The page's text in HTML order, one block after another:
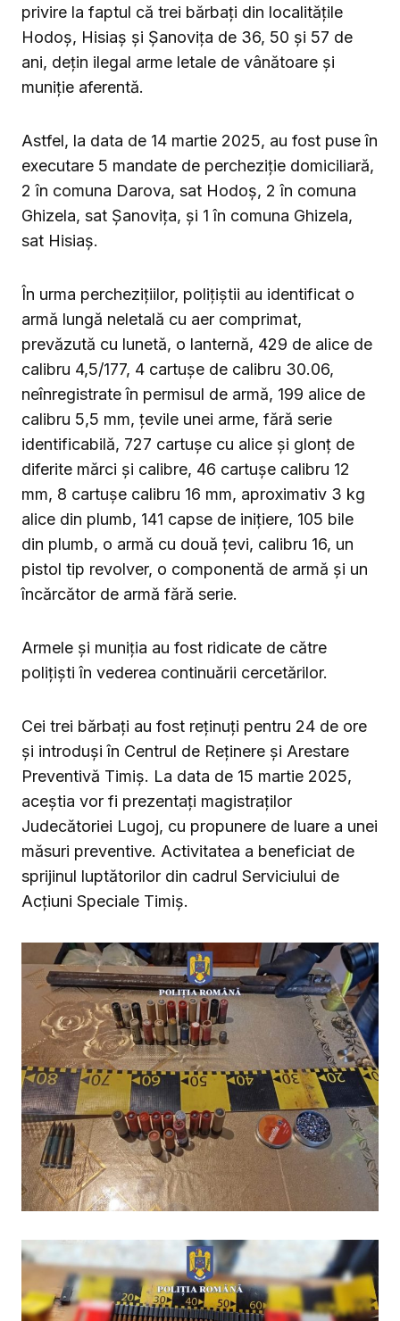
privire la faptul că trei bărbați din localitățile
Hodoș, Hisiaș și Șanovița de 36, 50 și 57 de
ani, dețin ilegal arme letale de vânătoare și
muniție aferentă.
Astfel, la data de 14 martie 2025, au fost puse în
executare 5 mandate de percheziție domiciliară,
2 în comuna Darova, sat Hodoș, 2 în comuna
Ghizela, sat Șanovița, și 1 în comuna Ghizela,
sat Hisiaș.
În urma perchezițiilor, polițiștii au identificat o
armă lungă neletală cu aer comprimat,
prevăzută cu lunetă, o lanternă, 429 de alice de
calibru 4,5/177, 4 cartușe de calibru 30.06,
neînregistrate în permisul de armă, 199 alice de
calibru 5,5 mm, țevile unei arme, fără serie
identificabilă, 727 cartușe cu alice și glonț de
diferite mărci și calibre, 46 cartușe calibru 12
mm, 8 cartușe calibru 16 mm, aproximativ 3 kg
alice din plumb, 141 capse de inițiere, 105 bile
din plumb, o armă cu două țevi, calibru 16, un
pistol tip revolver, o componentă de armă și un
încărcător de armă fără serie.
Armele și muniția au fost ridicate de către
polițiști în vederea continuării cercetărilor.
Cei trei bărbați au fost reținuți pentru 24 de ore
și introduși în Centrul de Reținere și Arestare
Preventivă Timiș. La data de 15 martie 2025,
aceștia vor fi prezentați magistraților
Judecătoriei Lugoj, cu propunere de luare a unei
măsuri preventive. Activitatea a beneficiat de
sprijinul luptătorilor din cadrul Serviciului de
Acțiuni Speciale Timiș.